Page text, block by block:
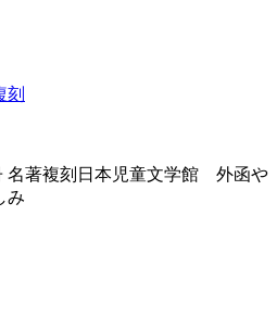
名著複刻日本児童文学館 外函や
み